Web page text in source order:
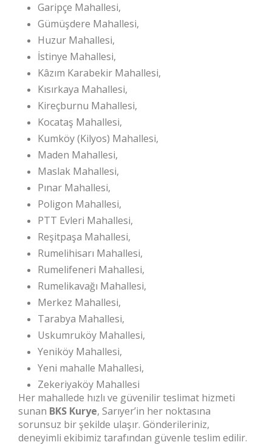
Garipçe Mahallesi,
Gümüşdere Mahallesi,
Huzur Mahallesi,
İstinye Mahallesi,
Kâzım Karabekir Mahallesi,
Kısırkaya Mahallesi,
Kireçburnu Mahallesi,
Kocataş Mahallesi,
Kumköy (Kilyos) Mahallesi,
Maden Mahallesi,
Maslak Mahallesi,
Pınar Mahallesi,
Poligon Mahallesi,
PTT Evleri Mahallesi,
Reşitpaşa Mahallesi,
Rumelihisarı Mahallesi,
Rumelifeneri Mahallesi,
Rumelikavağı Mahallesi,
Merkez Mahallesi,
Tarabya Mahallesi,
Uskumruköy Mahallesi,
Yeniköy Mahallesi,
Yeni mahalle Mahallesi,
Zekeriyaköy Mahallesi
Her mahallede hızlı ve güvenilir teslimat hizmeti
sunan BKS Kurye, Sarıyer’in her noktasına
sorunsuz bir şekilde ulaşır. Gönderileriniz,
deneyimli ekibimiz tarafından güvenle teslim edilir.